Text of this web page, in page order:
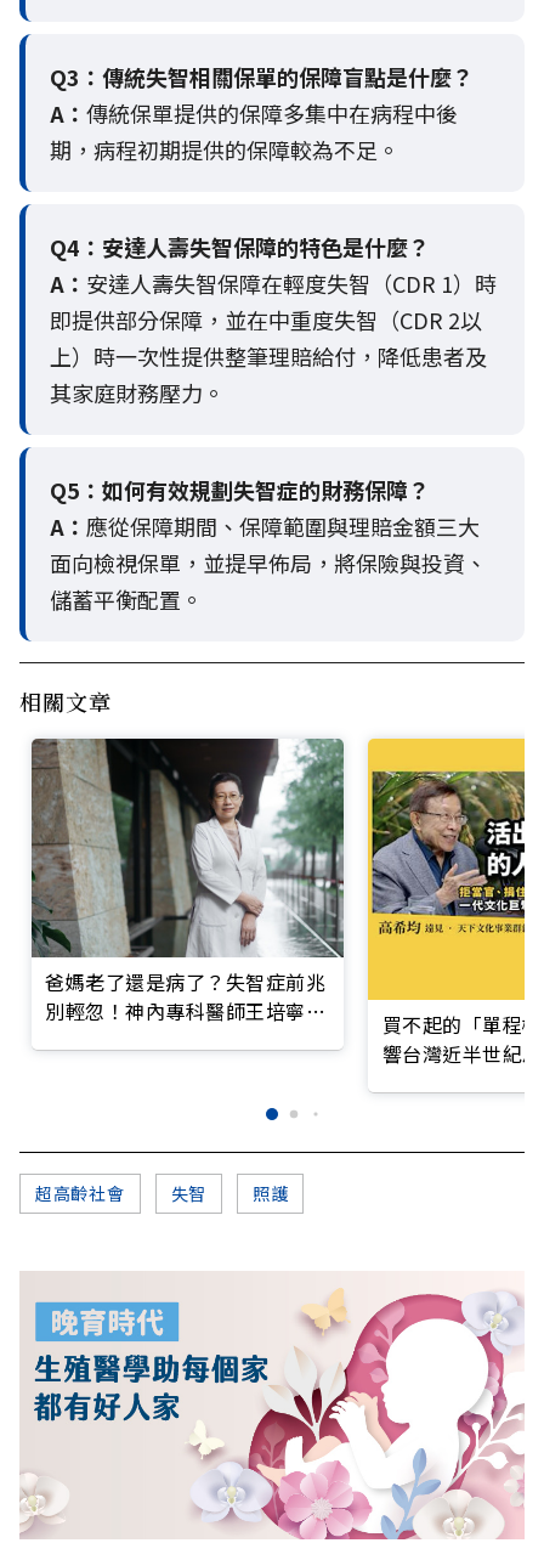
Q3： 傳統失智相關保單的保障盲點是什麼？
A： 傳統保單提供的保障多集中在病程中後
期，病程初期提供的保障較為不足。
Q4： 安達人壽失智保障的特色是什麼？
A： 安達人壽失智保障在輕度失智（CDR 1）時
即提供部分保障，並在中重度失智（CDR 2以
上）時一次性提供整筆理賠給付，降低患者及
其家庭財務壓力。
Q5： 如何有效規劃失智症的財務保障？
A： 應從保障期間、保障範圍與理賠金額三大
面向檢視保單，並提早佈局，將保險與投資、
儲蓄平衡配置。
相關文章
爸媽老了還是病了？失智症前兆
別輕忽！神內專科醫師王培寧呼
買不起的「單程
響台灣近半世紀
超高齡社會 失智 照護